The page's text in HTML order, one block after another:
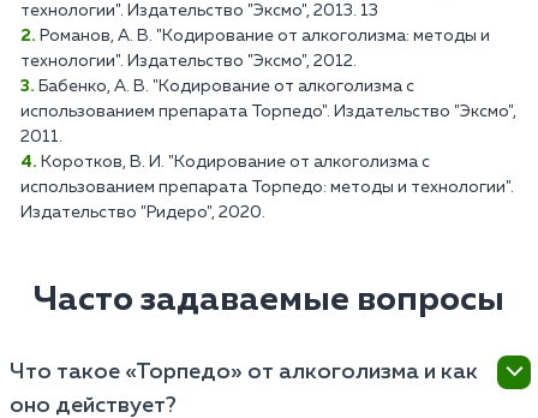
технологии". Издательство "Эксмо", 2013. 13
Романов, А. В. "Кодирование от алкоголизма: методы и
технологии". Издательство "Эксмо", 2012.
Бабенко, А. В. "Кодирование от алкоголизма с
использованием препарата Торпедо". Издательство "Эксмо",
2011.
Коротков, В. И. "Кодирование от алкоголизма с
использованием препарата Торпедо: методы и технологии".
Издательство "Ридеро", 2020.
Часто задаваемые вопросы
Что такое «Торпедо» от алкоголизма и как
оно действует?